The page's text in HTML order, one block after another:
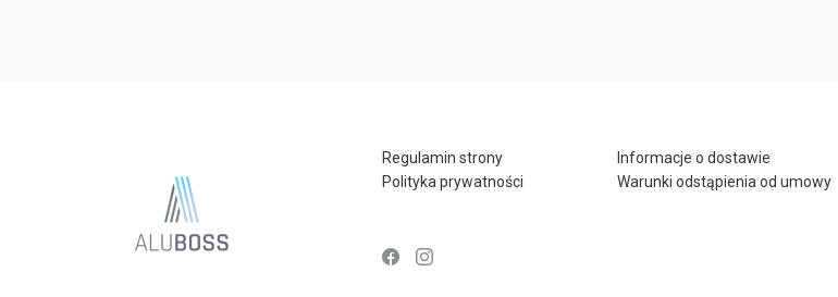
Regulamin strony
Informacje o dostawie
Polityka prywatności
Warunki odstąpienia od umowy